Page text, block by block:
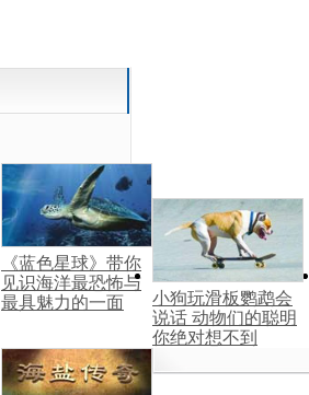
《蓝色星球》带你
见识海洋最恐怖与
最具魅力的一面
小狗玩滑板鹦鹉会
说话 动物们的聪明
你绝对想不到